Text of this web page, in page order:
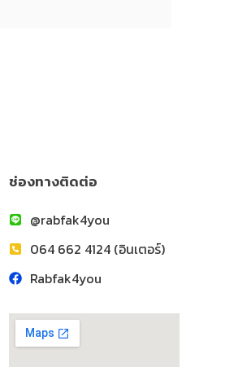
ช่องทางติดต่อ
@rabfak4you
064 662 4124 (อินเตอร์)
Rabfak4you